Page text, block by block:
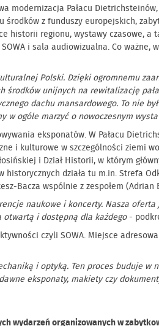
modernizacja Pałacu
z funduszy europejskich,
historii regionu, wystawy czasowe,
i sala audiowizualna. Co
Polski. Dzięki ogromnemu
środków unijnych na rewitalizację
dachu mansardowego. To nie
w ogóle marzyć o nowoczesnym
eksponatów. W Pałacu
i kulturowe w szczególności ziemi
i Dział Historii, w którym
działa tu m.in. Strefa
Bacza wspólnie z zespołem (Adrian
naukowe i koncerty. Nasza
otwartą i dostępną dla każdego-
czyli SOWA. Miejsce
i optyką. Ten proces buduje w
eksponaty, makiety czy
wydarzeń organizowanych w